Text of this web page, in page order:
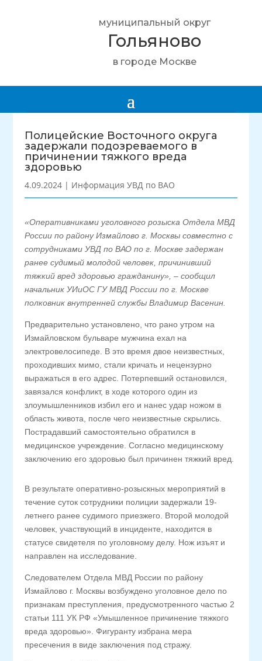
муниципальный округ
Гольяново
в городе Москве
Полицейские Восточного округа
задержали подозреваемого в
причинении тяжкого вреда
здоровью
4.09.2024 | Информация УВД по ВАО
«Оперативниками уголовного розыска Отдела МВД
России по району Измайлово г. Москвы совместно с
сотрудниками УВД по ВАО по г. Москве задержан
ранее судимый молодой человек, причинивший
тяжкий вред здоровью гражданину», – сообщил
начальник УИиОС ГУ МВД России по г. Москве
полковник внутренней службы Владимир Васенин.
Предварительно установлено, что рано утром на
Измайловском бульваре мужчина ехал на
электровелосипеде. В это время двое неизвестных,
проходивших мимо, стали кричать и нецензурно
выражаться в его адрес. Потерпевший остановился,
завязался конфликт, в ходе которого один из
злоумышленников избил его и нанес удар ножом в
область живота, после чего неизвестные скрылись.
Пострадавший самостоятельно обратился в
медицинское учреждение. Согласно медицинскому
заключению его здоровью был причинен тяжкий вред.
В результате оперативно-розыскных мероприятий в
течение суток сотрудники полиции задержали 19-
летнего ранее судимого приезжего. Второй молодой
человек, участвующий в инциденте, находится в
статусе свидетеля по уголовному делу. Нож изъят и
направлен на исследование.
Следователем Отдела МВД России по району
Измайлово г. Москвы возбуждено уголовное дело по
признакам преступления, предусмотренного частью 2
статьи 111 УК РФ «Умышленное причинение тяжкого
вреда здоровью». Фигуранту избрана мера
пресечения в виде заключения под стражу.